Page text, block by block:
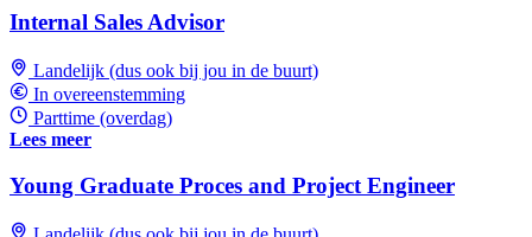
Internal Sales Advisor
Landelijk (dus ook bij jou in de buurt)
In overeenstemming
Parttime (overdag)
Lees meer
Young Graduate Proces and Project Engineer